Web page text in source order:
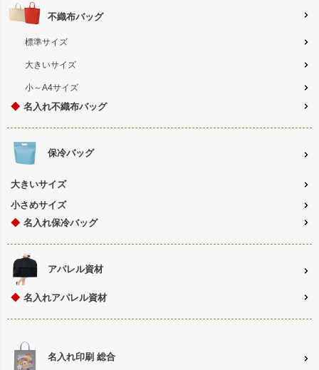
不織布バッグ
標準サイズ
大きいサイズ
小～A4サイズ
◆ 名入れ不織布バッグ
保冷バッグ
大きいサイズ
小さめサイズ
◆ 名入れ保冷バッグ
アパレル資材
◆ 名入れアパレル資材
名入れ印刷 総合